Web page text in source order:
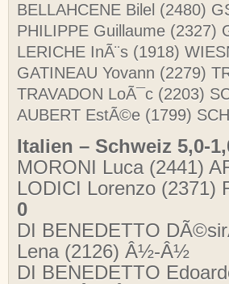
BELLAHCENE Bilel (2480)
PHILIPPE Guillaume
LERICHE InÃ¨s (1918)
GATINEAU Yovann (2279)
TRAVADON LoÃ¯c (2203)
AUBERT EstÃ©e (1799)
Italien – Schweiz 5,0-
MORONI Luca (2441)
LODICI Lorenzo (2371)
0
DI BENEDETTO
Lena (2126) Â½-Â½
DI BENEDETTO